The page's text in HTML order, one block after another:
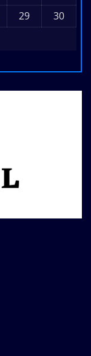
29
30